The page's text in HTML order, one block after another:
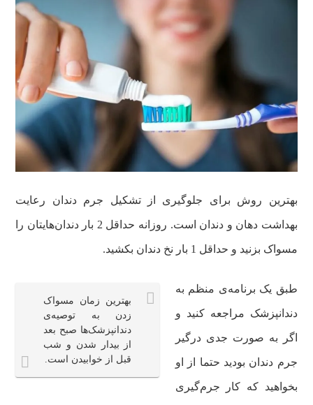
بهترین روش برای جلوگیری از تشکیل جرم دندان رعایت
بهداشت دهان و دندان است. روزانه حداقل 2 بار دندان‌هایتان را
مسواک بزنید و حداقل 1 بار نخ دندان بکشید.
بهترین زمان مسواک
زدن به توصیه‌ی
دندانپزشک‌ها صبح بعد
از بیدار شدن و شب
قبل از خوابیدن است.
طبق یک برنامه‌ی منظم به
دندانپزشک مراجعه کنید و
اگر به صورت جدی درگیر
جرم دندان بودید حتما از او
بخواهید که کار جرم‌گیری